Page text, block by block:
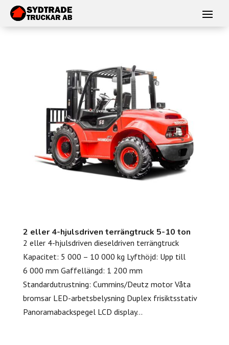
2 eller 4-hjulsdriven terrängtruck 5-10 ton
2 eller 4-hjulsdriven dieseldriven terrängtruck
Kapacitet: 5 000 – 10 000 kg Lyfthöjd: Upp till
6 000 mm Gaffellängd: 1 200 mm
Standardutrustning: Cummins/Deutz motor Våta
bromsar LED-arbetsbelysning Duplex frisiktsstativ
Panoramabackspegel LCD display...